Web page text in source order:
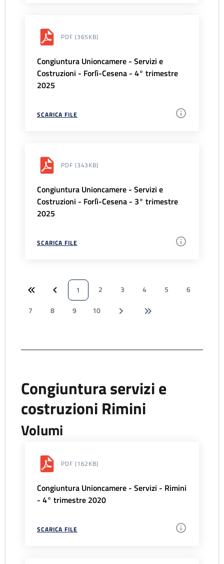
PDF (365KB)
Congiuntura Unioncamere - Servizi e
Costruzioni - Forlì-Cesena - 4° trimestre
2025
SCARICA FILE
PDF (343KB)
Congiuntura Unioncamere - Servizi e
Costruzioni - Forlì-Cesena - 3° trimestre
2025
SCARICA FILE
1 2 3 4 5
6
7
8 9 10
Congiuntura servizi e
costruzioni Rimini
Volumi
PDF (162KB)
Congiuntura Unioncamere - Servizi - Rimini
- 4° trimestre 2020
SCARICA FILE